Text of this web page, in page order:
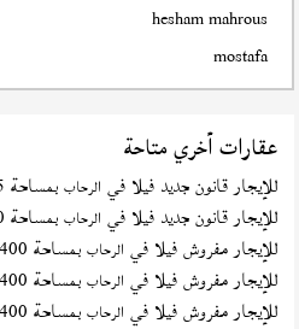
hesham mahrous
mostafa
عقارات أخري متاحة
للإيجار قانون جديد فيلا في الرحاب بمساحة 415 م
للإيجار قانون جديد فيلا في الرحاب بمساحة 400 م
للإيجار مفروش فيلا في الرحاب بمساحة 400 م
للإيجار مفروش فيلا في الرحاب بمساحة 400 م
للإيجار مفروش فيلا في الرحاب بمساحة 400 م